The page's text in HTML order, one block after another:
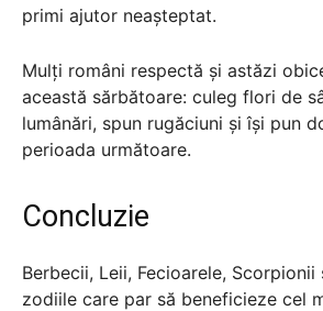
primi ajutor neașteptat.
Mulți români respectă și astăzi
această sărbătoare: culeg flori de
lumânări, spun rugăciuni și își pun
perioada următoare.
Concluzie
Berbecii, Leii, Fecioarele, Scorpionii
zodiile care par să beneficieze cel